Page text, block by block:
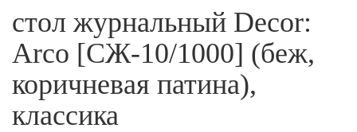
стол журнальный Decor:
Arco [СЖ-10/1000] (беж,
коричневая патина),
классика